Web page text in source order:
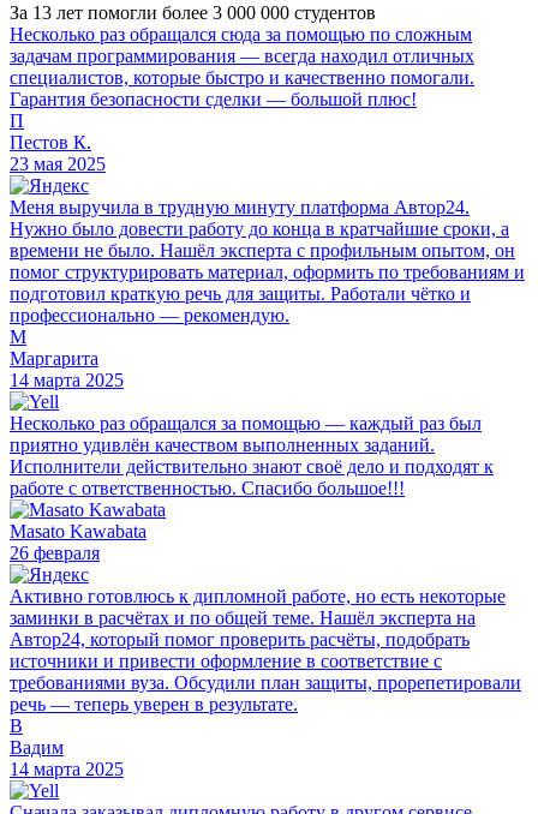
За 13 лет помогли более 3 000 000 студентов
Несколько раз обращался сюда за помощью по сложным
задачам программирования — всегда находил отличных
специалистов, которые быстро и качественно помогали.
Гарантия безопасности сделки — большой плюс!
П
Пестов К.
23 мая 2025
Меня выручила в трудную минуту платформа Автор24.
Нужно было довести работу до конца в кратчайшие сроки, а
времени не было. Нашёл эксперта с профильным опытом, он
помог структурировать материал, оформить по требованиям и
подготовил краткую речь для защиты. Работали чётко и
профессионально — рекомендую.
М
Маргарита
14 марта 2025
Несколько раз обращался за помощью — каждый раз был
приятно удивлён качеством выполненных заданий.
Исполнители действительно знают своё дело и подходят к
работе с ответственностью. Спасибо большое!!!
Masato Kawabata
26 февраля
Активно готовлюсь к дипломной работе, но есть некоторые
заминки в расчётах и по общей теме. Нашёл эксперта на
Автор24, который помог проверить расчёты, подобрать
источники и привести оформление в соответствие с
требованиями вуза. Обсудили план защиты, прорепетировали
речь — теперь уверен в результате.
В
Вадим
14 марта 2025